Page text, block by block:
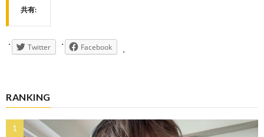
共有:
Twitter Facebook
RANKING